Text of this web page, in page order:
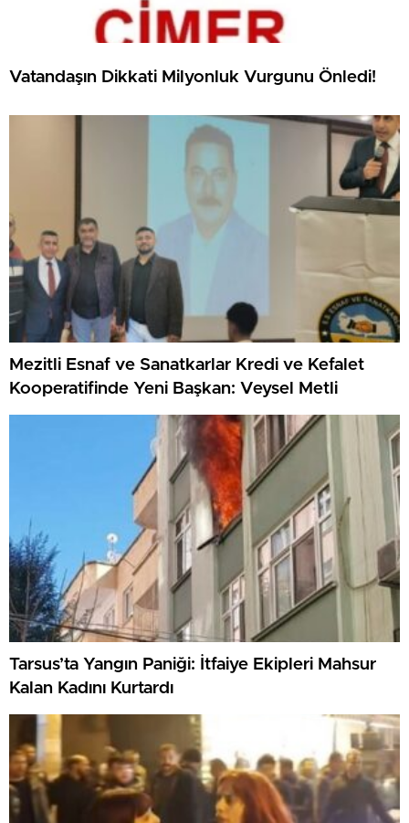
Vatandaşın Dikkati Milyonluk Vurgunu Önledi!
Mezitli Esnaf ve Sanatkarlar Kredi ve Kefalet
Kooperatifinde Yeni Başkan: Veysel Metli
Tarsus’ta Yangın Paniği: İtfaiye Ekipleri Mahsur
Kalan Kadını Kurtardı